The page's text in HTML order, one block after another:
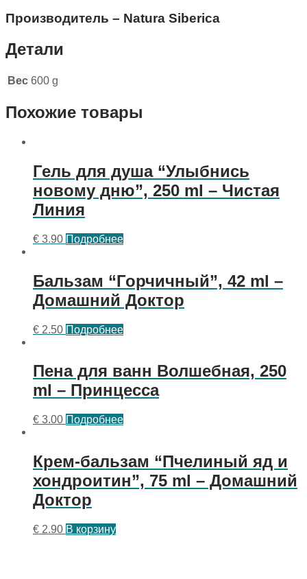
Производитель – Natura Siberica
Детали
Вес 600 g
Похожие товары
Гель для душа “Улыбнись
новому дню”, 250 ml – Чистая
Линия
€ 3.90 Подробнее
Бальзам “Горчичный”, 42 ml –
Домашний Доктор
€ 2.50 Подробнее
Пена для ванн Волшебная, 250
ml – Принцесса
€ 3.00 Подробнее
Крем-бальзам “Пчелиный яд и
хондроитин”, 75 ml – Домашний
Доктор
€ 2.90 В корзину